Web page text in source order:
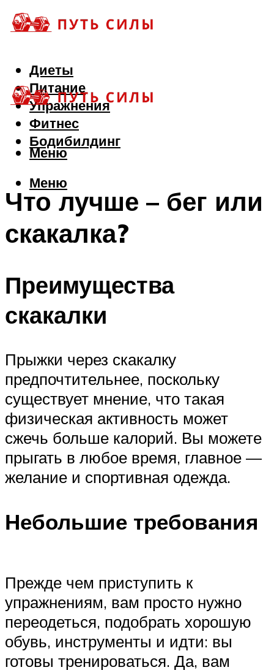
Диеты
Питание
Упражнения
Фитнес
Бодибилдинг
Меню
Меню
Что лучше – бег или
скакалка?
Преимущества
скакалки
Прыжки через скакалку
предпочтительнее, поскольку
существует мнение, что такая
физическая активность может
сжечь больше калорий. Вы можете
прыгать в любое время, главное —
желание и спортивная одежда.
Небольшие требования
Прежде чем приступить к
упражнениям, вам просто нужно
переодеться, подобрать хорошую
обувь, инструменты и идти: вы
готовы тренироваться. Да, вам